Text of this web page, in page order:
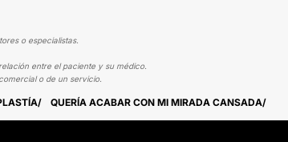
o especialistas.
entre el paciente y su médico.
o de un servicio.
QUERÍA ACABAR CON MI MIRADA CANSADA